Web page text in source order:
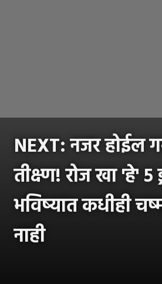
NEXT: नजर होईल
तीक्ष्ण! रोज खा 'हे' ५
भविष्यात कधीही
नाही